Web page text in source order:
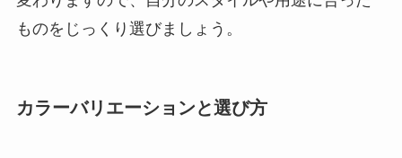
ものをじっくり選びましょう。
カラーバリエーションと選び方